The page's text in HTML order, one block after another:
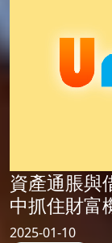
資產通脹與
中抓住財富
2025-01-10